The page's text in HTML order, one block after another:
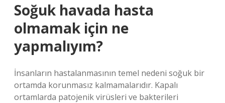
Soğuk havada hasta
olmamak için ne
yapmalıyım?
İnsanların hastalanmasının temel nedeni soğuk bir
ortamda korunmasız kalmamalarıdır. Kapalı
ortamlarda patojenik virüsleri ve bakterileri